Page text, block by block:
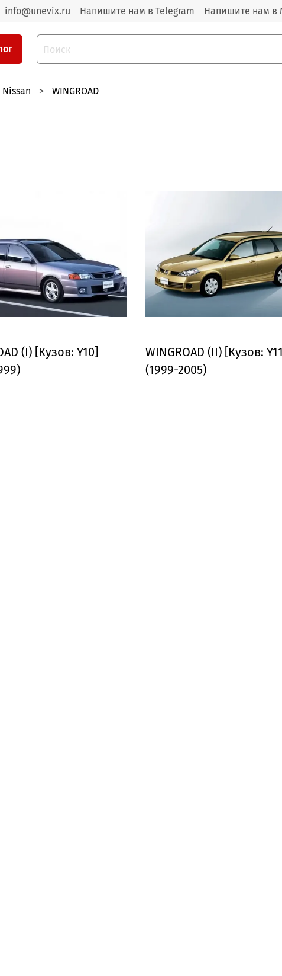
info@unevix.ru Напишите нам в Telegram Напишите нам в
Nissan WINGROAD
(I) [Кузов: Y10]
WINGROAD (II) [Кузов:
(1999-2005)